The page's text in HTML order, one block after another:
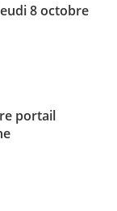
8 octobre
portail